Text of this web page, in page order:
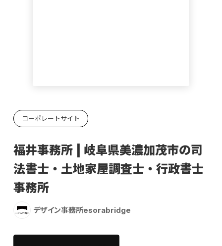
コーポレートサイト
福井事務所 | 岐阜県美濃加茂市の司
法書士・土地家屋調査士・行政書士
事務所
デザイン事務所esorabridge